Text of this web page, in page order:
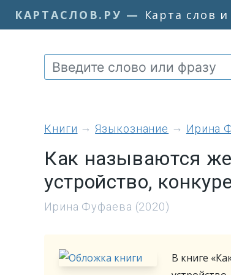
КАРТАСЛОВ.РУ — Карта слов
книги Языкознание Ирина
Как называются
устройство,
Ирина Фуфаева (2020)
В книге